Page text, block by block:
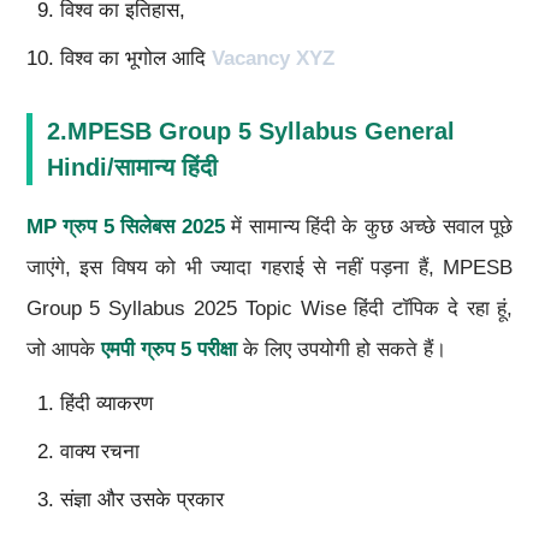
विश्व का इतिहास,
विश्व का भूगोल आदि Vacancy XYZ
2.MPESB Group 5 Syllabus General
Hindi/सामान्य हिंदी
MP ग्रुप 5 सिलेबस 2025में सामान्य हिंदी के कुछ अच्छे सवाल पूछे
जाएंगे, इस विषय को भी ज्यादा गहराई से नहीं पड़ना हैं, MPESB
Group 5 Syllabus 2025 Topic Wise हिंदी टॉपिक दे रहा हूं,
जो आपकेएमपी ग्रुप 5 परीक्षा के लिए उपयोगी हो सकते हैं।
हिंदी व्याकरण
वाक्य रचना
संज्ञा और उसके प्रकार